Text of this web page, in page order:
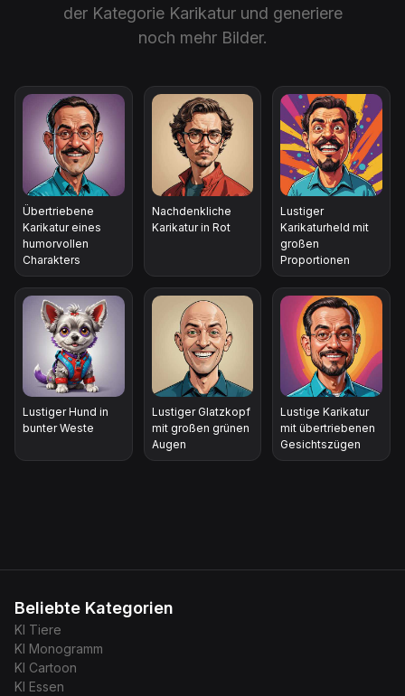
der Kategorie Karikaturund generiere
noch mehr Bilder.
Übertriebene
Karikatur eines
humorvollen
Charakters
Nachdenkliche
Karikatur in Rot
Lustiger
Karikaturheld mit
großen
Proportionen
Lustiger Hund in
bunter Weste
Lustiger Glatzkopf
mit großen grünen
Augen
Lustige Karikatur
mit übertriebenen
Gesichtszügen
Beliebte Kategorien
KI Tiere
KI Monogramm
KI Cartoon
KI Essen